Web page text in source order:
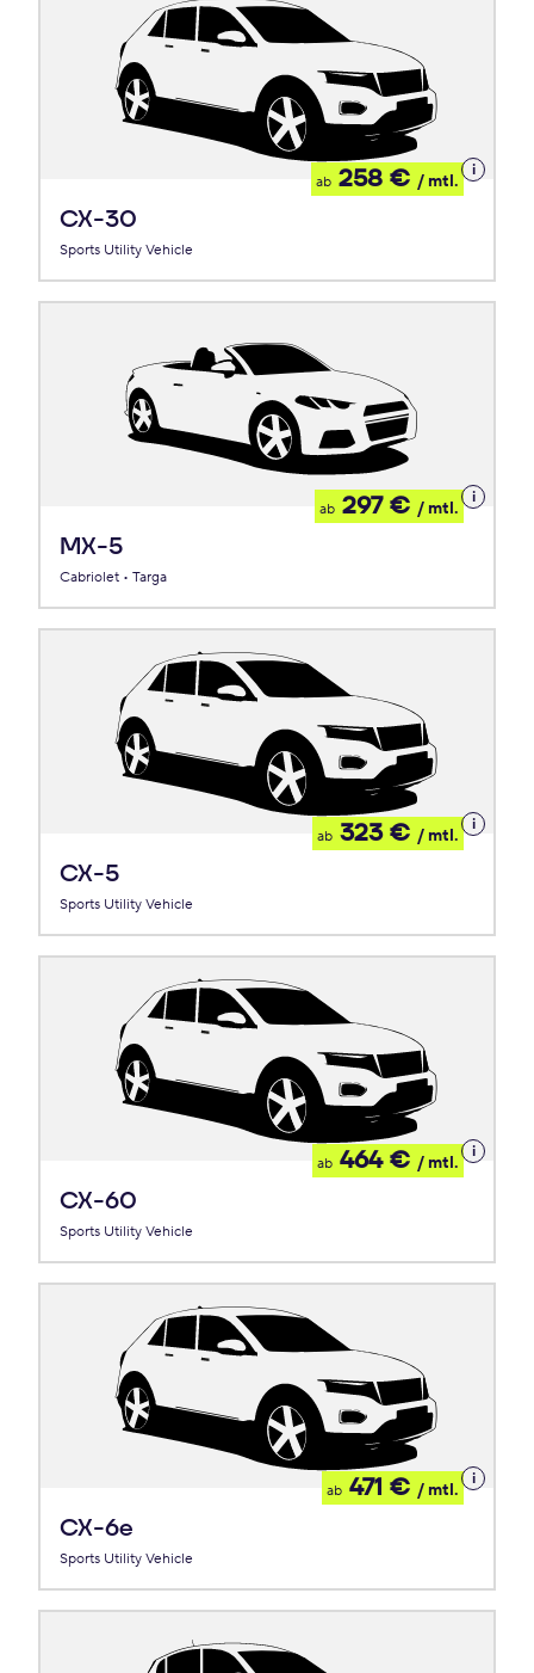
CX-30
Sports Utility Vehicle
ab 258 € / mtl.
Details
zum
MX-5
Cabriolet • Targa
ab 297 € / mtl.
Details
zum
CX-5
Sports Utility Vehicle
ab 323 € / mtl.
Details
zum
CX-60
Sports Utility Vehicle
ab 464 € / mtl.
Details
zum
CX-6e
Sports Utility Vehicle
ab 471 € / mtl.
Details
zum